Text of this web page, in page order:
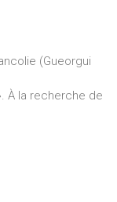
(Gueorgui
À la recherche de